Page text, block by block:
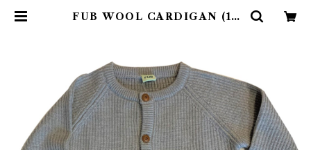
FUB WOOL CARDIGAN (13